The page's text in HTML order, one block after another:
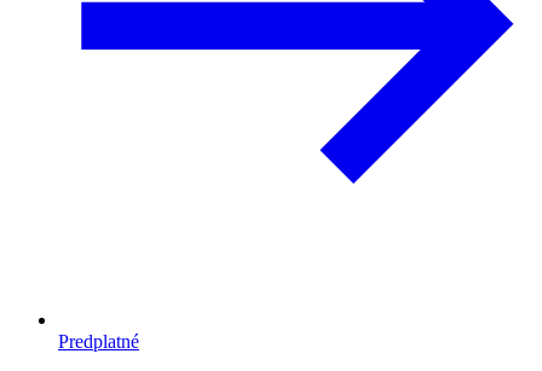
Predplatné